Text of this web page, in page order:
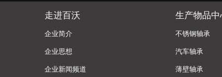
走进百沃
企业简介
企业思想
企业新闻频道
生产物品中
不锈钢轴承
汽车轴承
薄壁轴承